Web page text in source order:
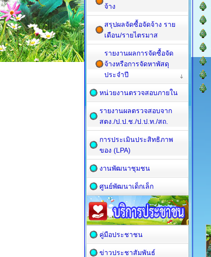
จ้าง
สรุปผลจัดซื้อจัดจ้าง ราย
เดือน/รายไตรมาส
รายงานผลการจัดซื้อจัด
จ้างหรือการจัดหาพัสดุ
ประจำปี
หน่วยงานตรวจสอบภายใน
รายงานผลตรวจสอบจาก
สตง./ป.ป.ช./ป.ป.ท./สถ.
การประเมินประสิทธิภาพ
ของ (LPA)
งานพัฒนาชุมชน
ศูนย์พัฒนาเด็กเล็ก
คู่มือประชาชน
ข่าวประชาสัมพันธ์